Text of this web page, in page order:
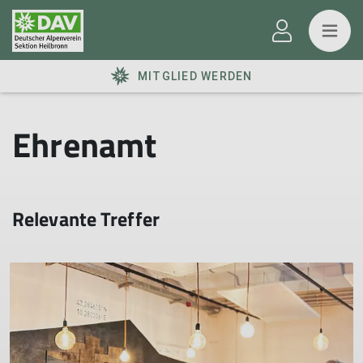
MITGLIED WERDEN
Ehrenamt
Relevante Treffer